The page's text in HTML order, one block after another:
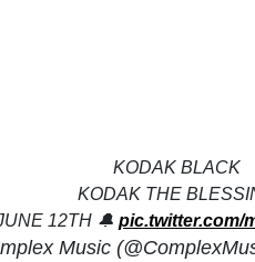
KODAK BLACK
KODAK THE
12TH 🔔 pic.twitter.com/
Music